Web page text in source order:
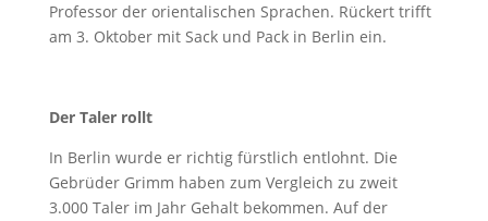
Professor der orientalischen Sprachen. Rückert trifft
am 3. Oktober mit Sack und Pack in Berlin ein.
Der Taler rollt
In Berlin wurde er richtig fürstlich entlohnt. Die
Gebrüder Grimm haben zum Vergleich zu zweit
3.000 Taler im Jahr Gehalt bekommen. Auf der